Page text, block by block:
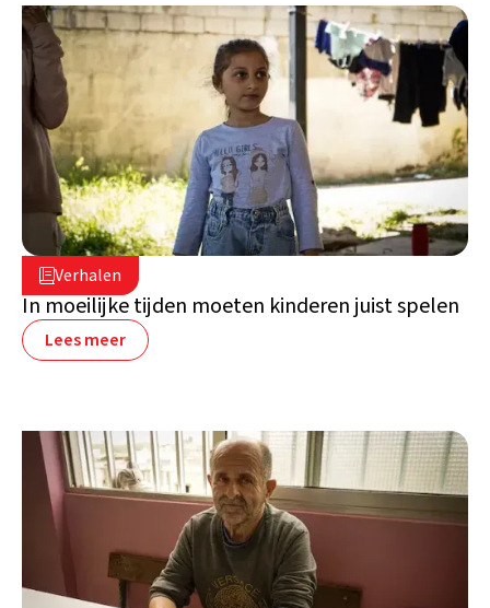
Verhalen
16 juli 2026
Libanon
In moeilijke tijden moeten kinderen juist spelen
Lees meer